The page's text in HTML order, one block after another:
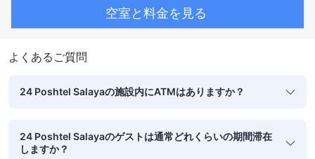
空室と料金を見る
よくあるご質問
24 Poshtel Salayaの施設内にATMはありますか？
24 Poshtel Salayaのゲストは通常どれくらいの期間滞在
しますか？